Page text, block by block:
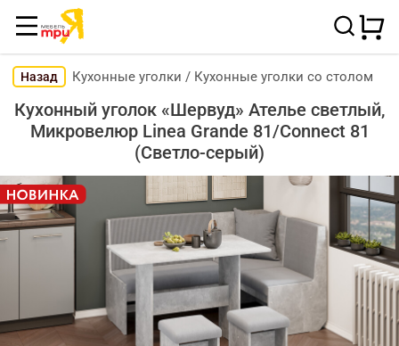
Назад Кухонные уголки / Кухонные уголки со столом
Кухонный уголок «Шервуд» Ателье светлый,
Микровелюр Linea Grande 81/Connect 81
(Светло-серый)